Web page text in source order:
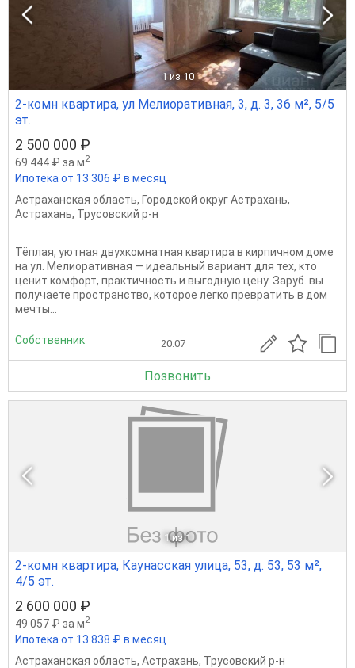
1 из 10
2-комн квартира, ул Мелиоративная, 3, д. 3, 36 м², 5/5
эт.
2 500 000 ₽
69 444 ₽ за м2
Ипотека от 13 306 ₽ в месяц
Астраханская область, Городской округ Астрахань,
Астрахань, Трусовский р-н
Тёплая, уютная двухкомнатная квартира в кирпичном доме
на ул. Мелиоративная — идеальный вариант для тех, кто
ценит комфорт, практичность и выгодную цену. Заруб. вы
получаете пространство, которое легко превратить в дом
мечты...
Собственник 20.07
Позвонить
1 из 1
2-комн квартира, Каунасская улица, 53, д. 53, 53 м²,
4/5 эт.
2 600 000 ₽
49 057 ₽ за м2
Ипотека от 13 838 ₽ в месяц
Астраханская область, Астрахань, Трусовский р-н